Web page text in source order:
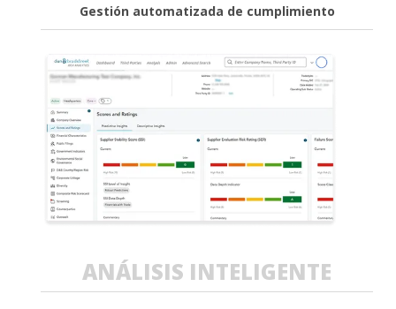
Gestión automatizada de cumplimiento​
ANÁLISIS INTELIGENTE